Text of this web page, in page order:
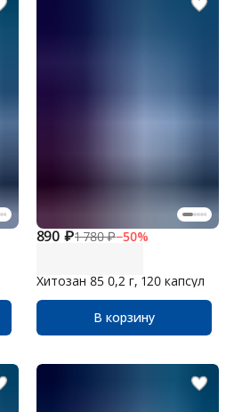
890 ₽1 780 ₽−50%
Хитозан 85 0,2 г, 120 капсул
В корзину